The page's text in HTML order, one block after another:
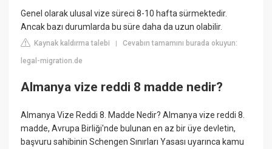
Genel olarak ulusal vize süreci 8-10 hafta sürmektedir.
Ancak bazı durumlarda bu süre daha da uzun olabilir.
Kaynak kaldırma talebi |Cevabın tamamını burada okuyun:
legal-migration.de
Almanya vize reddi 8 madde nedir?
Almanya Vize Reddi 8. Madde Nedir? Almanya vize reddi 8.
madde, Avrupa Birliği'nde bulunan en az bir üye devletin,
başvuru sahibinin Schengen Sınırları Yasası uyarınca kamu